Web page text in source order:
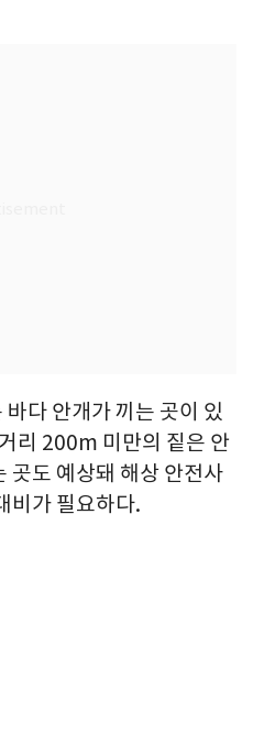
다 안개가 끼는 곳이 있
리 200m 미만의 짙은 안
곳도 예상돼 해상 안전사
비가 필요하다.